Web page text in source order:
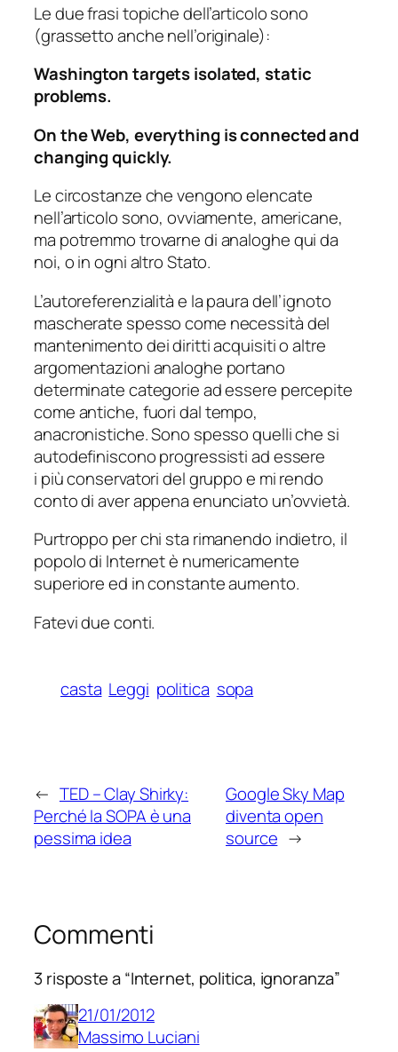
Le due frasi topiche dell’articolo sono
(grassetto anche nell’originale):
Washington targets isolated, static
problems.
On the Web, everything is connected and
changing quickly.
Le circostanze che vengono elencate
nell’articolo sono, ovviamente, americane,
ma potremmo trovarne di analoghe qui da
noi, o in ogni altro Stato.
L’autoreferenzialità e la paura dell’ignoto
mascherate spesso come necessità del
mantenimento dei diritti acquisiti o altre
argomentazioni analoghe portano
determinate categorie ad essere percepite
comeantiche, fuori dal tempo,
anacronistiche. Sono spesso quelli che si
autodefiniscono progressisti ad essere
i più conservatori del gruppo e mi rendo
conto di aver appena enunciato un’ovvietà.
Purtroppo per chi sta rimanendo indietro, il
popolo di Internet è numericamente
superiore ed in constante aumento.
Fatevi due conti.
casta Leggi politica sopa
← TED – Clay Shirky:
Perché la SOPA è una
pessima idea
Google Sky Map
diventa open
source →
Commenti
3 risposte a “Internet, politica, ignoranza”
21/01/2012
Massimo Luciani